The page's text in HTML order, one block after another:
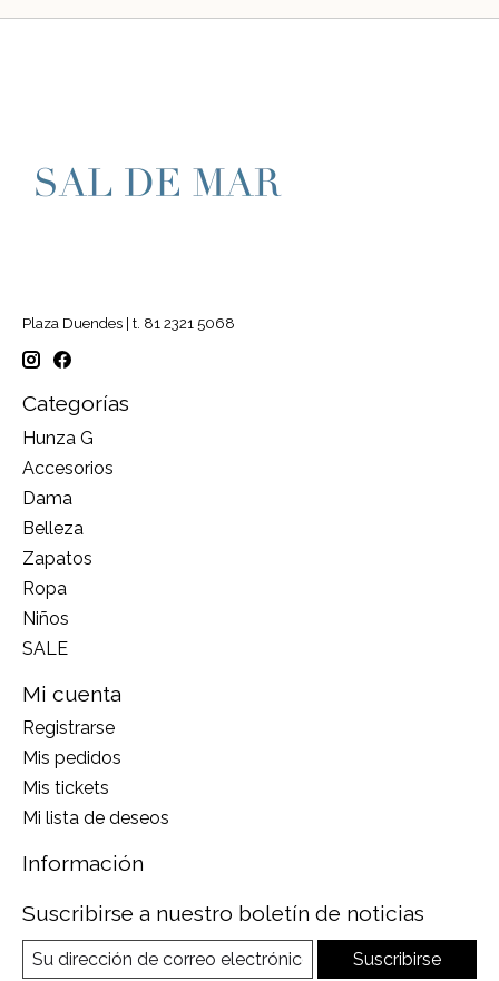
Plaza Duendes | t. 81 2321 5068
Categorías
Hunza G
Accesorios
Dama
Belleza
Zapatos
Ropa
Niños
SALE
Mi cuenta
Registrarse
Mis pedidos
Mis tickets
Mi lista de deseos
Información
Suscribirse a nuestro boletín de noticias
Suscribirse